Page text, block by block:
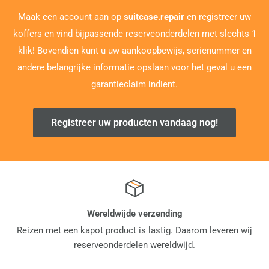
Maak een account aan op suitcase.repair en registreer uw
koffers en vind bijpassende reserveonderdelen met slechts 1
klik! Bovendien kunt u uw aankoopbewijs, serienummer en
andere belangrijke informatie opslaan voor het geval u een
garantieclaim indient.
Registreer uw producten vandaag nog!
Wereldwijde verzending
Reizen met een kapot product is lastig. Daarom leveren wij
reserveonderdelen wereldwijd.